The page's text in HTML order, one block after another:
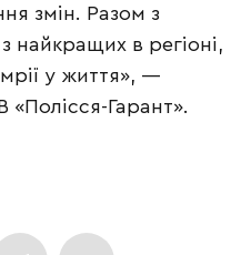
змін. Разом з
найкращих в регіоні,
у життя», —
«Полісся-Гарант».